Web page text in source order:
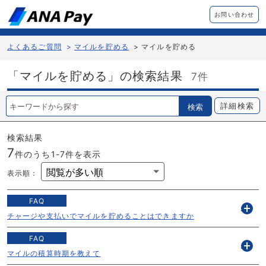
お問い合わせ
よくあるご質問 > マイルを貯める > マイルを貯める
「マイルを貯める」の検索結果 7件
検索 詳細検索
検索結果
7件のうち1-7件を表示
表示順 ：
FAQ
チャージや支払いでマイルを貯めることはできますか
s
FAQ
マイルの積算時期を教えて
s